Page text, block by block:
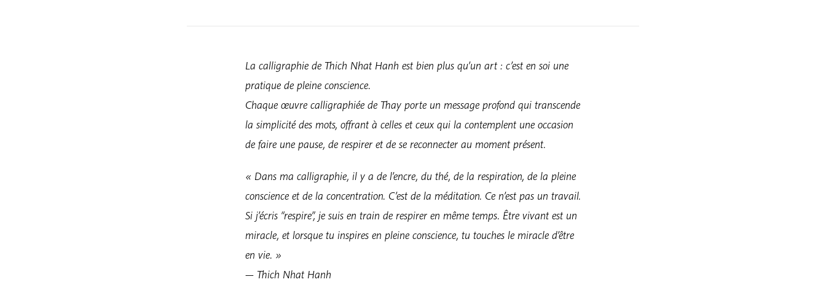
Pour
Calligraphie
imprimée
de
Nhat
Hanh
La calligraphie de Thich Nhat Hanh est bien plus qu’un art : c’est en soi une
pratique de pleine conscience.
Chaque œuvre calligraphiée de Thay porte un message profond qui transcende
la simplicité des mots, offrant à celles et ceux qui la contemplent une occasion
de faire une pause, de respirer et de se reconnecter au moment présent.
« Dans ma calligraphie, il y a de l’encre, du thé, de la respiration, de la pleine
conscience et de la concentration. C’est de la méditation. Ce n’est pas un travail.
Si j’écris “respire”, je suis en train de respirer en même temps. Être vivant est un
miracle, et lorsque tu inspires en pleine conscience, tu touches le miracle d’être
en vie. »
— Thich Nhat Hanh